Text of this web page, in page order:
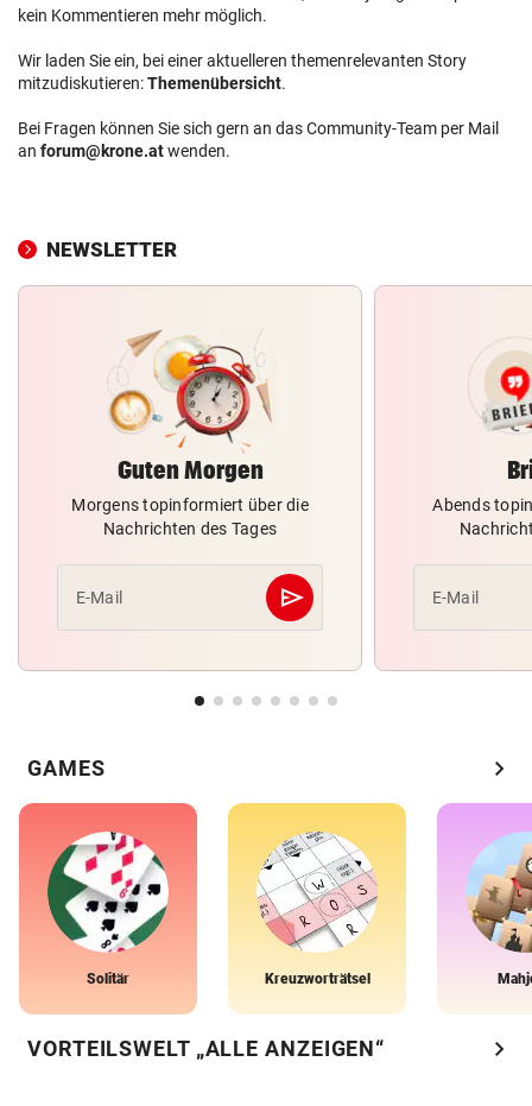
kein Kommentieren mehr möglich.
Wir laden Sie ein, bei einer aktuelleren themenrelevanten Story
mitzudiskutieren:Themenübersicht.
Bei Fragen können Sie sich gern an das Community-Team per Mail
an forum@krone.atwenden.
NEWSLETTER
Guten Morgen
Morgens topinformiert über die
Nachrichten des Tages
E-Mail send
Abschicken
Abends
E-Mail
GAMES chevron_right
Solitär Kreuzworträtsel
VORTEILSWELT „ALLE ANZEIGEN“ chevron_right